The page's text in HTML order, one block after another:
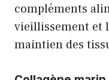
compléments
vieillissement et
maintien des